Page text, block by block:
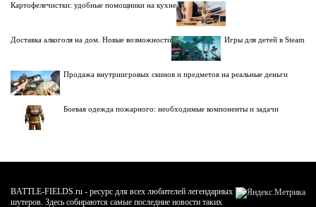
Картофелечистки: удобные помощники на кухне
Доставка алкоголя на дом. Новые возможности Игры для детей в Steam
Продажа внутриигровых скинов и предметов на реальные деньги
Боевая одежда пожарного: необходимые компоненты и задачи
BATTLE-FIELDS.ru - ресурс для всех любителей легендарных
шутеров. Здесь собираются самые последние новости таких